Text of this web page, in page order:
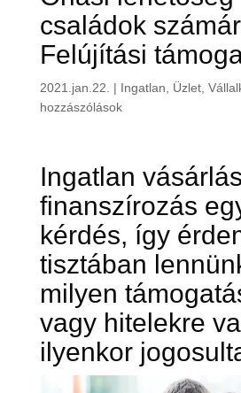
családok
Felújítási
2021.jan.22. | Ingatlan Üzlet,
hozzászólások
Ingatlan
finanszírozás
kérdés, így
tisztában
milyen
vagy hitelekre
ilyenkor